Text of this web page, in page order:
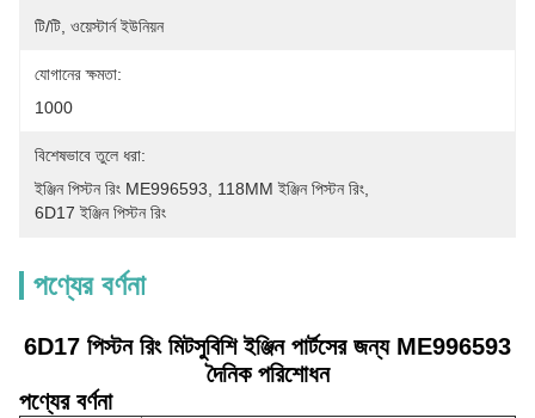
টি/টি, ওয়েস্টার্ন ইউনিয়ন
যোগানের ক্ষমতা:
1000
বিশেষভাবে তুলে ধরা:
ইঞ্জিন পিস্টন রিং ME996593
118MM ইঞ্জিন পিস্টন রিং
6D17 ইঞ্জিন পিস্টন রিং
পণ্যের বর্ণনা
6D17 পিস্টন রিং মিটসুবিশি ইঞ্জিন পার্টসের জন্য ME996593
দৈনিক পরিশোধন
পণ্যের বর্ণনা